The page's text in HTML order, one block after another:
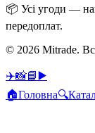
📦 Усі угоди —
передоплат.
© 2026 Mitrade.
✈️📸📘 ▶️
🏠Головна🔍